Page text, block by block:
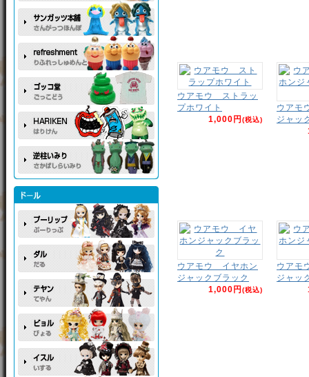
ウアモウ ストラッ
プホワイト
1,000円(税込)
ウアモ
ジャッ
ウアモウ イヤホン
ジャックブラック
1,000円(税込)
ウアモ
ジャッ